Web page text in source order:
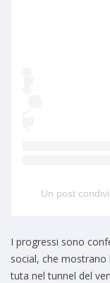
Un post
I progressi sono
social, che mostrano
tuta nel tunnel del